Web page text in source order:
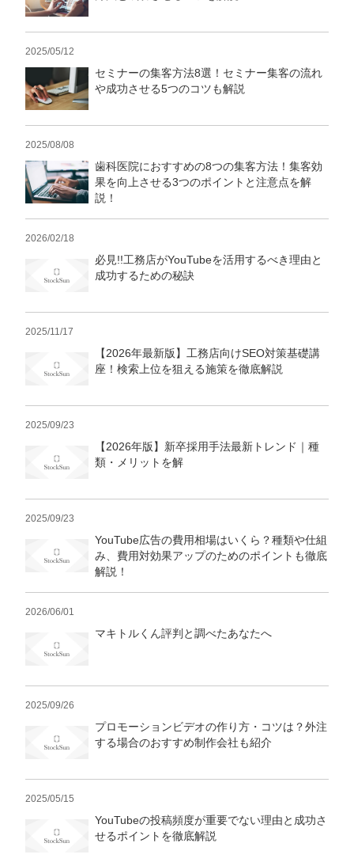
2025/05/12
セミナーの集客方法8選！セミナー集客の流れ
や成功させる5つのコツも解説
2025/08/08
歯科医院におすすめの8つの集客方法！集客効
果を向上させる3つのポイントと注意点を解
説！
2026/02/18
必見!!工務店がYouTubeを活用するべき理由と
成功するための秘訣
2025/11/17
【2026年最新版】工務店向けSEO対策基礎講
座！検索上位を狙える施策を徹底解説
2025/09/23
【2026年版】新卒採用手法最新トレンド｜種
類・メリットを解
2025/09/23
YouTube広告の費用相場はいくら？種類や仕組
み、費用対効果アップのためのポイントも徹底
解説！
2026/06/01
マキトルくん評判と調べたあなたへ
2025/09/26
プロモーションビデオの作り方・コツは？外注
する場合のおすすめ制作会社も紹介
2025/05/15
YouTubeの投稿頻度が重要でない理由と成功さ
せるポイントを徹底解説